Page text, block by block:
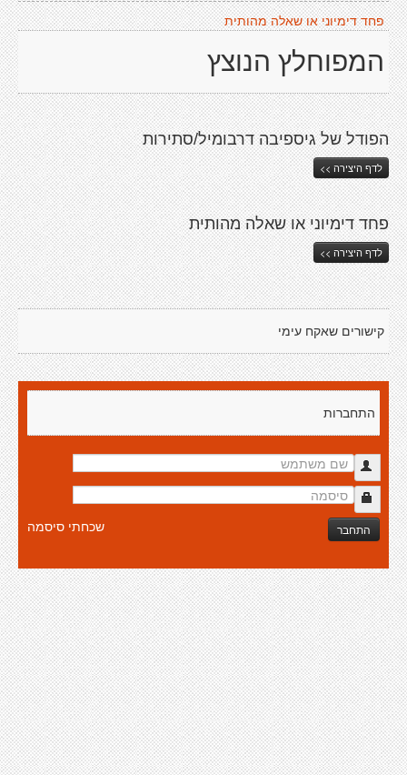
פחד דימיוני או שאלה מהותית
המפוחלץ הנוצץ
הפודל של גיספיבה דרבומיל/סתירות
לדף היצירה >>
פחד דימיוני או שאלה מהותית
לדף היצירה >>
קישורים שאקח עימי
התחברות
התחבר שכחתי סיסמה